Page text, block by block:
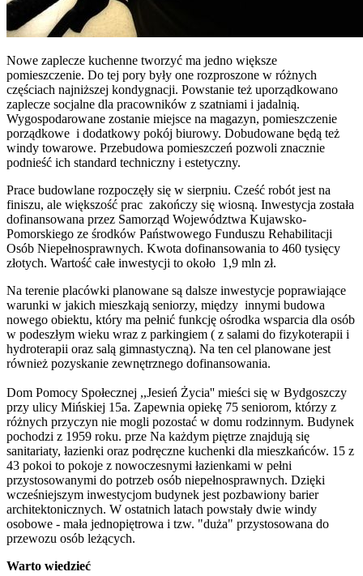
Nowe zaplecze kuchenne tworzyć ma jedno większe
pomieszczenie. Do tej pory były one rozproszone w różnych
częściach najniższej kondygnacji. Powstanie też uporządkowano
zaplecze socjalne dla pracowników z szatniami i jadalnią.
Wygospodarowane zostanie miejsce na magazyn, pomieszczenie
porządkowe i dodatkowy pokój biurowy. Dobudowane będą też
windy towarowe. Przebudowa pomieszczeń pozwoli znacznie
podnieść ich standard techniczny i estetyczny.
Prace budowlane rozpoczęły się w sierpniu. Cześć robót jest na
finiszu, ale większość prac zakończy się wiosną. Inwestycja została
dofinansowana przez Samorząd Województwa Kujawsko-
Pomorskiego ze środków Państwowego Funduszu Rehabilitacji
Osób Niepełnosprawnych. Kwota dofinansowania to 460 tysięcy
złotych. Wartość całe inwestycji to około 1,9 mln zł.
Na terenie placówki planowane są dalsze inwestycje poprawiające
warunki w jakich mieszkają seniorzy, między innymi budowa
nowego obiektu, który ma pełnić funkcję ośrodka wsparcia dla osób
w podeszłym wieku wraz z parkingiem ( z salami do fizykoterapii i
hydroterapii oraz salą gimnastyczną). Na ten cel planowane jest
również pozyskanie zewnętrznego dofinansowania.
Dom Pomocy Społecznej ,,Jesień Życia'' mieści się w Bydgoszczy
przy ulicy Mińskiej 15a. Zapewnia opiekę 75 seniorom, którzy z
różnych przyczyn nie mogli pozostać w domu rodzinnym. Budynek
pochodzi z 1959 roku. prze Na każdym piętrze znajdują się
sanitariaty, łazienki oraz podręczne kuchenki dla mieszkańców. 15 z
43 pokoi to pokoje z nowoczesnymi łazienkami w pełni
przystosowanymi do potrzeb osób niepełnosprawnych. Dzięki
wcześniejszym inwestycjom budynek jest pozbawiony barier
architektonicznych. W ostatnich latach powstały dwie windy
osobowe - mała jednopiętrowa i tzw. "duża" przystosowana do
przewozu osób leżących.
Warto wiedzieć